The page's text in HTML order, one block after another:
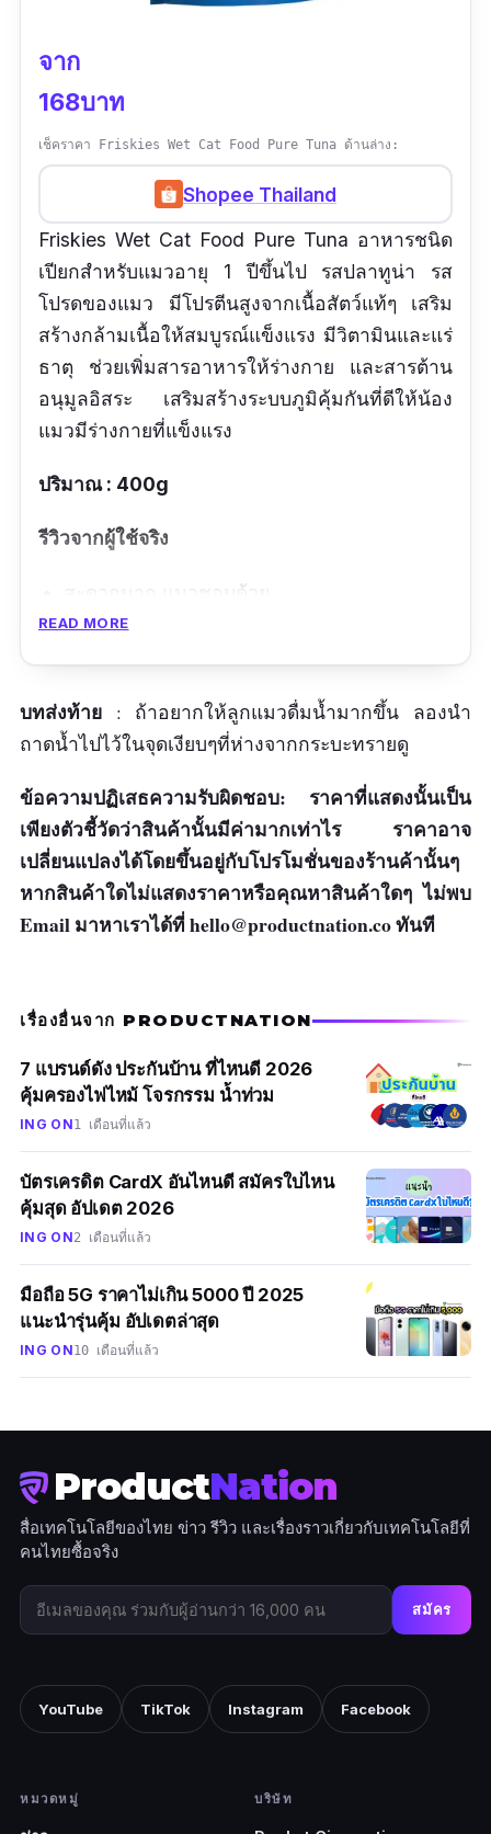
จาก
168บาท
เช็คราคา Friskies Wet Cat Food Pure Tuna ด้านล่าง:
Shopee Thailand
Friskies Wet Cat Food Pure Tuna อาหารชนิด
เปียกสำหรับแมวอายุ 1 ปีขึ้นไป รสปลาทูน่า รส
โปรดของแมว มีโปรตีนสูงจากเนื้อสัตว์แท้ๆ เสริม
สร้างกล้ามเนื้อให้สมบูรณ์แข็งแรง มีวิตามินและแร่
ธาตุ ช่วยเพิ่มสารอาหารให้ร่างกาย และสารต้าน
อนุมูลอิสระ เสริมสร้างระบบภูมิคุ้มกันที่ดีให้น้อง
แมวมีร่างกายที่แข็งแรง
ปริมาณ : 400g
รีวิวจากผู้ใช้จริง
สะดวกมาก แมวชอบด้วย
รสปลาทูน่า
แมวชอบ
ข้อเสีย
ราคาแพง
READ MORE
บทส่งท้าย : ถ้าอยากให้ลูกแมวดื่มน้ำมากขึ้น ลองนำ
ถาดน้ำไปไว้ในจุดเงียบๆที่ห่างจากกระบะทรายดู
ข้อความปฏิเสธความรับผิดชอบ: ราคาที่แสดงนั้นเป็น
เพียงตัวชี้วัดว่าสินค้านั้นมีค่ามากเท่าไร ราคาอาจ
เปลี่ยนแปลงได้โดยขึ้นอยู่กับโปรโมชั่นของร้านค้านั้นๆ
หากสินค้าใดไม่แสดงราคาหรือคุณหาสินค้าใดๆ ไม่พบ
Email มาหาเราได้ที่hello@productnation.coทันที
เรื่องอื่นจาก PRODUCTNATION
7 แบรนด์ดัง ประกันบ้าน ที่ไหนดี 2026
คุ้มครองไฟไหม้ โจรกรรม น้ำท่วม
ING ON1 เดือนที่แล้ว
บัตรเครดิต CardX อันไหนดี สมัครใบไหน
คุ้มสุด อัปเดต 2026
ING ON2 เดือนที่แล้ว
มือถือ 5G ราคาไม่เกิน 5000 ปี 2025
แนะนำรุ่นคุ้ม อัปเดตล่าสุด
ING ON10 เดือนที่แล้ว
ProductNation
สื่อเทคโนโลยีของไทย ข่าว รีวิว และเรื่องราวเกี่ยวกับเทคโนโลยีที่
คนไทยซื้อจริง
สมัคร
YouTube TikTok Instagram Facebook
หมวดหมู่ บริษัท